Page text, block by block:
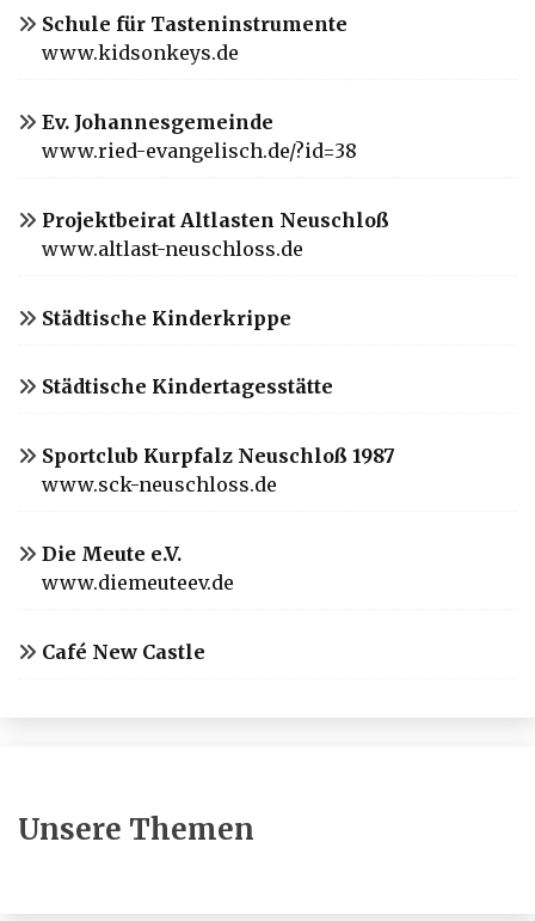
Schule für Tasteninstrumente
www.kidsonkeys.de
Ev. Johannesgemeinde
www.ried-evangelisch.de/?id=38
Projektbeirat Altlasten Neuschloß
www.altlast-neuschloss.de
Städtische Kinderkrippe
Städtische Kindertagesstätte
Sportclub Kurpfalz Neuschloß 1987
www.sck-neuschloss.de
Die Meute e.V.
www.diemeuteev.de
Café New Castle
Unsere Themen